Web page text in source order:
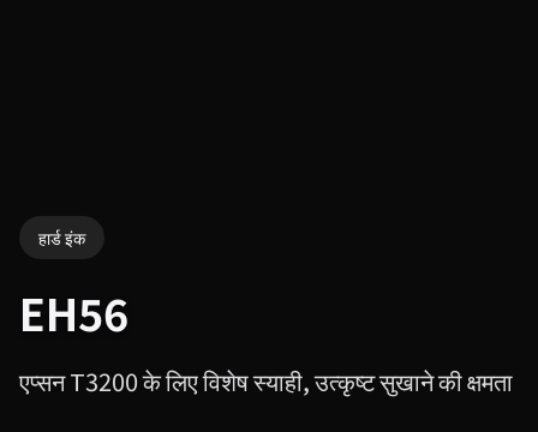
हार्ड इंक
EH56
एप्सन T3200 के लिए विशेष स्याही, उत्कृष्ट सुखाने की क्षमता